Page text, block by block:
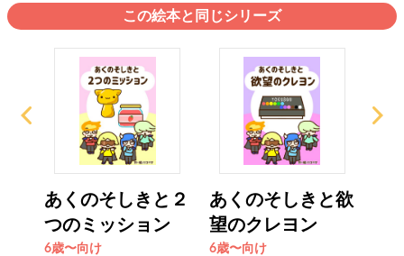
この絵本と同じシリーズ
あくのそしきと２
つのミッション
6歳〜向け
あくのそしきと欲
望のクレヨン
6歳〜向け